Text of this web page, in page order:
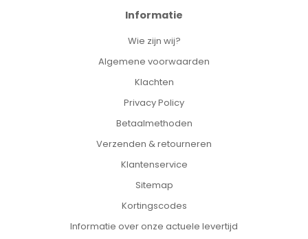
2 stuks / 240ml
Informatie
Wie zijn wij?
Algemene voorwaarden
Klachten
Privacy Policy
Betaalmethoden
Verzenden & retourneren
Klantenservice
Sitemap
Kortingscodes
Informatie over onze actuele levertijd